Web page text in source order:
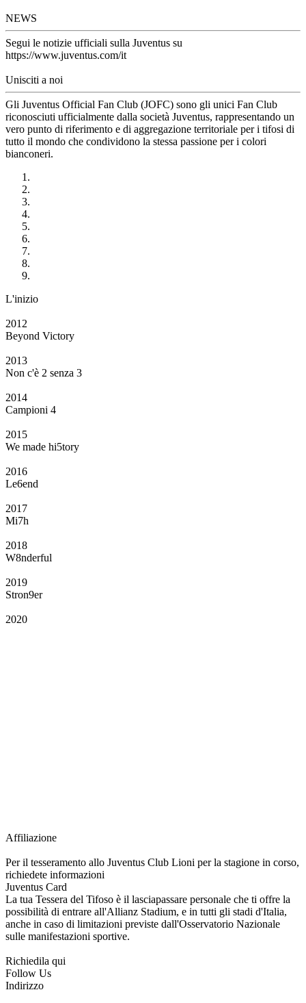
NEWS
Segui le notizie ufficiali sulla Juventus su
https://www.juventus.com/it
Unisciti a noi
Gli Juventus Official Fan Club (JOFC) sono gli unici Fan Club
riconosciuti ufficialmente dalla società Juventus, rappresentando un
vero punto di riferimento e di aggregazione territoriale per i tifosi di
tutto il mondo che condividono la stessa passione per i colori
bianconeri.
L'inizio
2012
Beyond Victory
2013
Non c'è 2 senza 3
2014
Campioni 4
2015
We made hi5tory
2016
Le6end
2017
Mi7h
2018
W8nderful
2019
Stron9er
2020
Affiliazione
Per il tesseramento allo Juventus Club Lioni per la stagione in corso,
richiedete informazioni
Juventus Card
La tua Tessera del Tifoso è il lasciapassare personale che ti offre la
possibilità di entrare all'Allianz Stadium, e in tutti gli stadi d'Italia,
anche in caso di limitazioni previste dall'Osservatorio Nazionale
sulle manifestazioni sportive.
Richiedila qui
Follow Us
Indirizzo